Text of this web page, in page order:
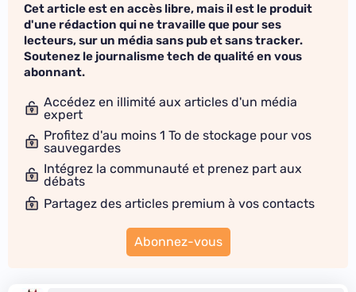
Cet article est en accès libre, mais il est le produit
d'une rédaction qui ne travaille que pour ses
lecteurs, sur un média sans pub et sans tracker.
Soutenez le journalisme tech de qualité en vous
abonnant.
Accédez en illimité aux articles d'un média
expert
Profitez d'au moins 1 To de stockage pour vos
sauvegardes
Intégrez la communauté et prenez part aux
débats
Partagez des articles premium à vos contacts
Abonnez-vous